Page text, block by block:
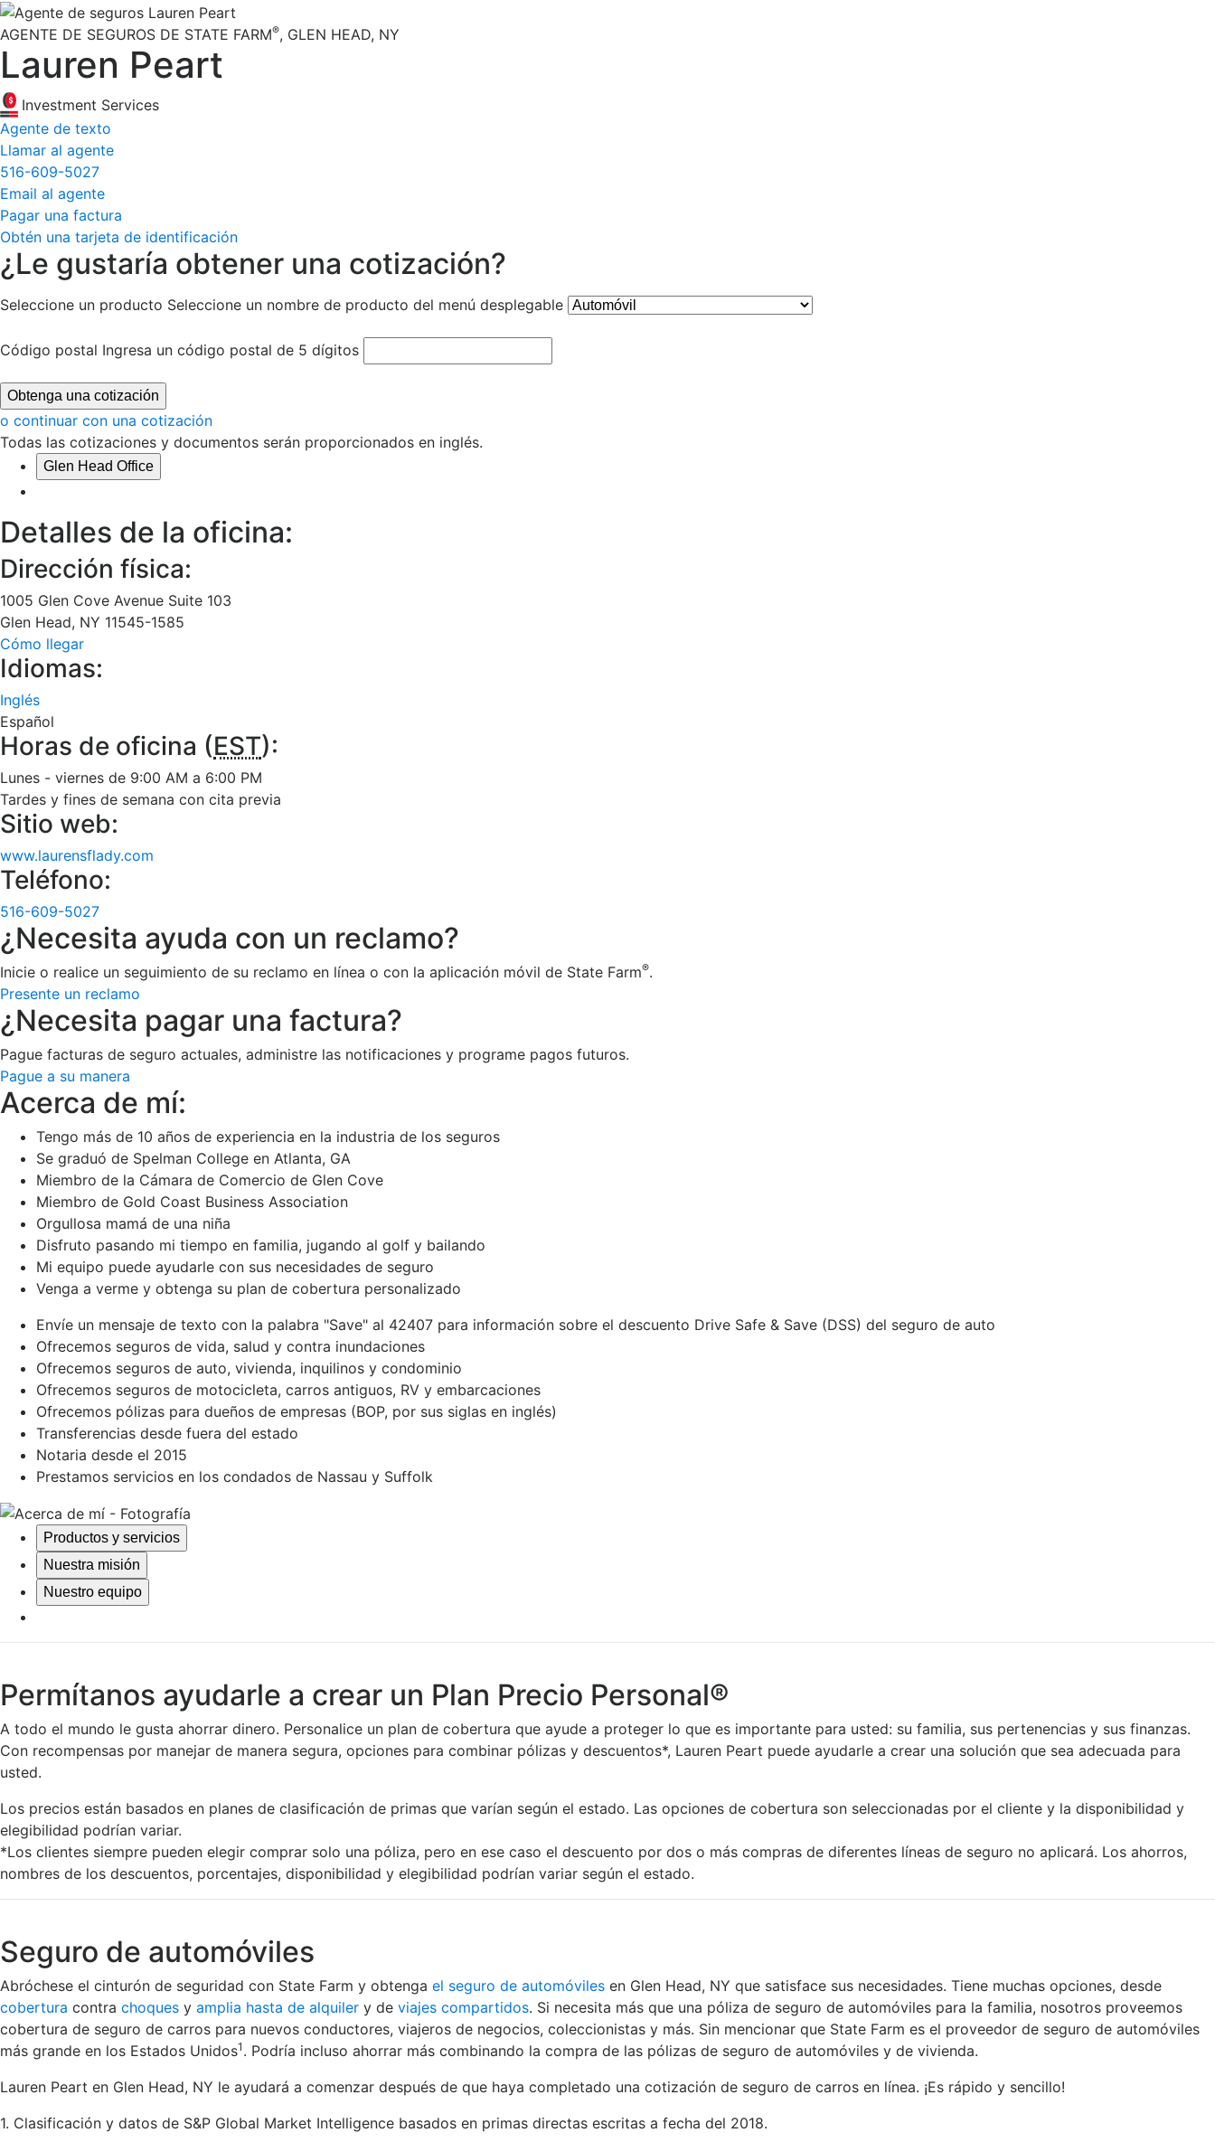
AGENTE DE SEGUROS DE STATE FARM®, GLEN HEAD, NY
Lauren Peart
Investment Services
Agente de texto
Llamar al agente
516-609-5027
Email al agente
Pagar una factura
Obtén una tarjeta de identificación
¿Le gustaría obtener una cotización?
Seleccione un producto Seleccione un nombre de producto del menú desplegable
Código postal Ingresa un código postal de 5 dígitos
Obtenga una cotización
o continuar con una cotización
Todas las cotizaciones y documentos serán proporcionados en inglés.
Glen Head Office
Detalles de la oficina:
Dirección física:
1005 Glen Cove Avenue Suite 103
Glen Head, NY 11545-1585
Cómo llegar
Idiomas:
Inglés
Español
Horas de oficina (EST):
Lunes - viernes de 9:00 AM a 6:00 PM
Tardes y fines de semana con cita previa
Sitio web:
www.laurensflady.com
Teléfono:
516-609-5027
¿Necesita ayuda con un reclamo?
Inicie o realice un seguimiento de su reclamo en línea o con la aplicación móvil de State Farm®.
Presente un reclamo
¿Necesita pagar una factura?
Pague facturas de seguro actuales, administre las notificaciones y programe pagos futuros.
Pague a su manera
Acerca de mí:
Tengo más de 10 años de experiencia en la industria de los seguros
Se graduó de Spelman College en Atlanta, GA
Miembro de la Cámara de Comercio de Glen Cove
Miembro de Gold Coast Business Association
Orgullosa mamá de una niña
Disfruto pasando mi tiempo en familia, jugando al golf y bailando
Mi equipo puede ayudarle con sus necesidades de seguro
Venga a verme y obtenga su plan de cobertura personalizado
Envíe un mensaje de texto con la palabra "Save" al 42407 para información sobre el descuento Drive Safe & Save (DSS) del seguro de auto
Ofrecemos seguros de vida, salud y contra inundaciones
Ofrecemos seguros de auto, vivienda, inquilinos y condominio
Ofrecemos seguros de motocicleta, carros antiguos, RV y embarcaciones
Ofrecemos pólizas para dueños de empresas (BOP, por sus siglas en inglés)
Transferencias desde fuera del estado
Notaria desde el 2015
Prestamos servicios en los condados de Nassau y Suffolk
Productos y servicios
Nuestra misión
Nuestro equipo
Permítanos ayudarle a crear un Plan Precio Personal®
A todo el mundo le gusta ahorrar dinero. Personalice un plan de cobertura que ayude a proteger lo que es importante para usted: su familia, sus pertenencias y sus finanzas.
Con recompensas por manejar de manera segura, opciones para combinar pólizas y descuentos*, Lauren Peart puede ayudarle a crear una solución que sea adecuada para
usted.
Los precios están basados en planes de clasificación de primas que varían según el estado. Las opciones de cobertura son seleccionadas por el cliente y la disponibilidad y
elegibilidad podrían variar.
*Los clientes siempre pueden elegir comprar solo una póliza, pero en ese caso el descuento por dos o más compras de diferentes líneas de seguro no aplicará. Los ahorros,
nombres de los descuentos, porcentajes, disponibilidad y elegibilidad podrían variar según el estado.
Seguro de automóviles
Abróchese el cinturón de seguridad con State Farm y obtenga el seguro de automóviles en Glen Head, NY que satisface sus necesidades. Tiene muchas opciones, desde
cobertura contra choques y amplia hasta de alquiler y de viajes compartidos. Si necesita más que una póliza de seguro de automóviles para la familia, nosotros proveemos
cobertura de seguro de carros para nuevos conductores, viajeros de negocios, coleccionistas y más. Sin mencionar que State Farm es el proveedor de seguro de automóviles
más grande en los Estados Unidos1 . Podría incluso ahorrar más combinando la compra de las pólizas de seguro de automóviles y de vivienda.
Lauren Peart en Glen Head, NY le ayudará a comenzar después de que haya completado una cotización de seguro de carros en línea. ¡Es rápido y sencillo!
1. Clasificación y datos de S&P Global Market Intelligence basados en primas directas escritas a fecha del 2018.